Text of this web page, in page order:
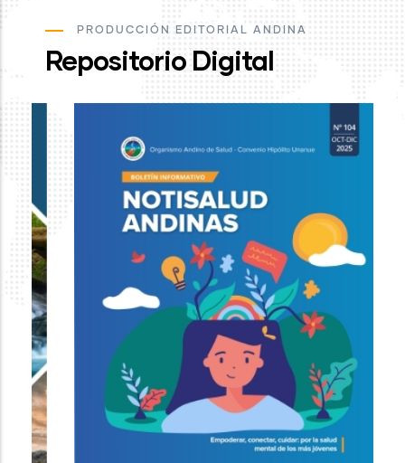
PRODUCCIÓN EDITORIAL ANDINA
Repositorio Digital